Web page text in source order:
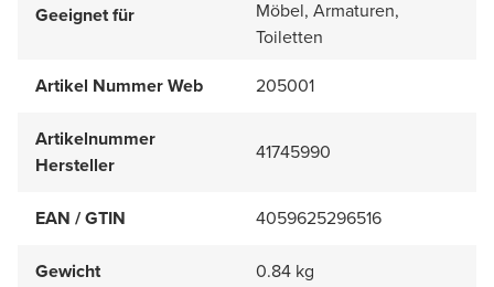
Geeignet für
Möbel, Armaturen,
Toiletten
Artikel Nummer Web
205001
Artikelnummer
Hersteller
41745990
EAN / GTIN 4059625296516
Gewicht 0.84 kg